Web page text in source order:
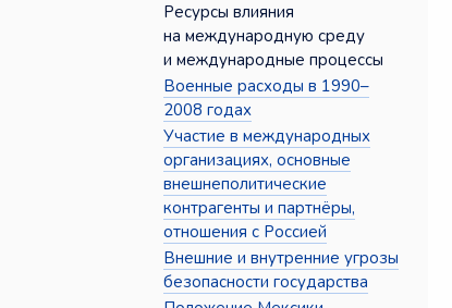
Ресурсы влияния
на международную среду
и международные процессы
Военные расходы в 1990–
2008 годах
Участие в международных
организациях, основные
внешнеполитические
контрагенты и партнёры,
отношения с Россией
Внешние и внутренние угрозы
безопасности государства